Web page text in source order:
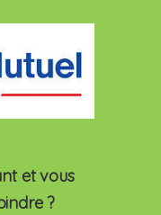
et vous
?